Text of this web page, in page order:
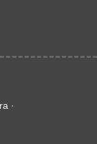
·